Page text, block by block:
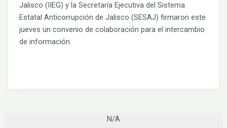
Jalisco (IIEG) y la Secretaría Ejecutiva del Sistema
Estatal Anticorrupción de Jalisco (SESAJ) firmaron este
jueves un convenio de colaboración para el intercambio
de información.
N/A